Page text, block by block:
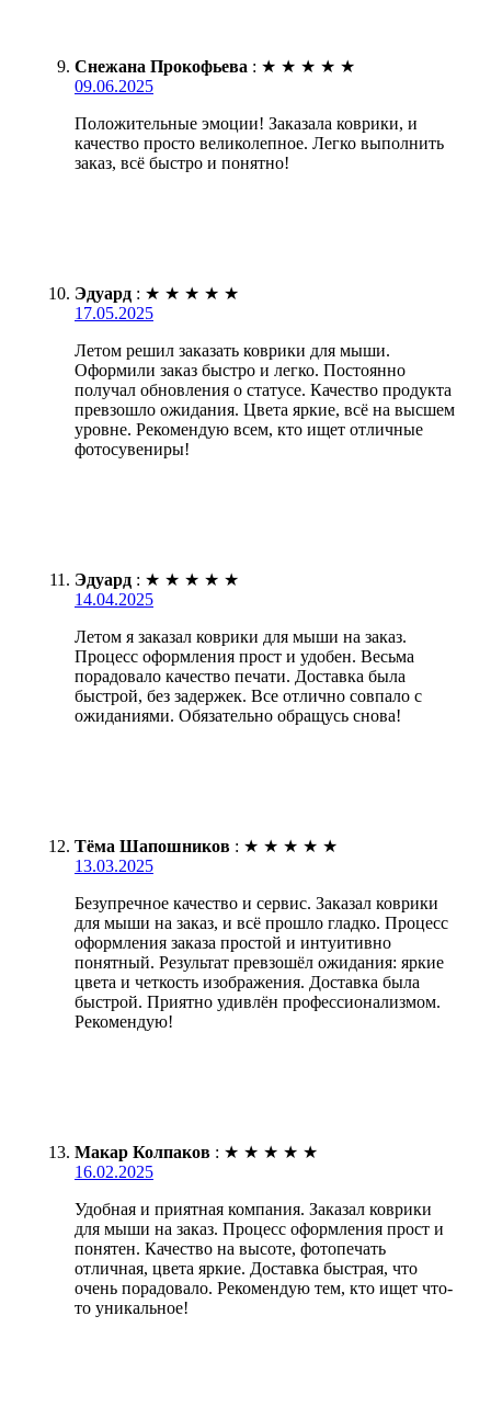
Снежана Прокофьева : ★ ★ ★ ★ ★
09.06.2025
Положительные эмоции! Заказала коврики, и
качество просто великолепное. Легко выполнить
заказ, всё быстро и понятно!
Эдуард : ★ ★ ★ ★ ★
17.05.2025
Летом решил заказать коврики для мыши.
Оформили заказ быстро и легко. Постоянно
получал обновления о статусе. Качество продукта
превзошло ожидания. Цвета яркие, всё на высшем
уровне. Рекомендую всем, кто ищет отличные
фотосувениры!
Эдуард : ★ ★ ★ ★ ★
14.04.2025
Летом я заказал коврики для мыши на заказ.
Процесс оформления прост и удобен. Весьма
порадовало качество печати. Доставка была
быстрой, без задержек. Все отлично совпало с
ожиданиями. Обязательно обращусь снова!
Тёма Шапошников : ★ ★ ★ ★ ★
13.03.2025
Безупречное качество и сервис. Заказал коврики
для мыши на заказ, и всё прошло гладко. Процесс
оформления заказа простой и интуитивно
понятный. Результат превзошёл ожидания: яркие
цвета и четкость изображения. Доставка была
быстрой. Приятно удивлён профессионализмом.
Рекомендую!
Макар Колпаков : ★ ★ ★ ★ ★
16.02.2025
Удобная и приятная компания. Заказал коврики
для мыши на заказ. Процесс оформления прост и
понятен. Качество на высоте, фотопечать
отличная, цвета яркие. Доставка быстрая, что
очень порадовало. Рекомендую тем, кто ищет что-
то уникальное!